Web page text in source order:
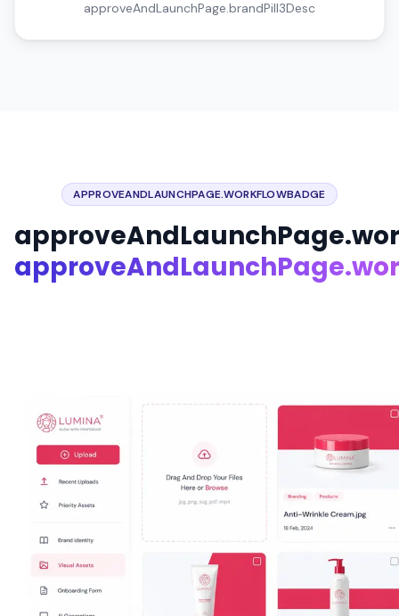
approveAndLaunchPage.brandPill3Desc
APPROVEANDLAUNCHPAGE.WORKFLOWBADGE